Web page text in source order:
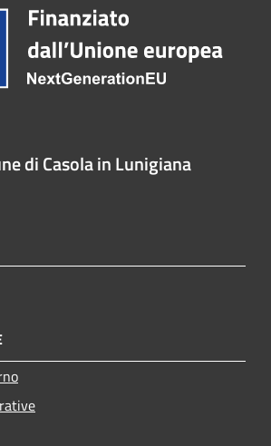
di Casola in Lunigiana